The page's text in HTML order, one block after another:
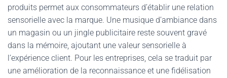
produits permet aux consommateurs d’établir une relation
sensorielle avec la marque. Une musique d’ambiance dans
un magasin ou un jingle publicitaire reste souvent gravé
dans la mémoire, ajoutant une valeur sensorielle à
l’expérience client. Pour les entreprises, cela se traduit par
une amélioration de la reconnaissance et une fidélisation